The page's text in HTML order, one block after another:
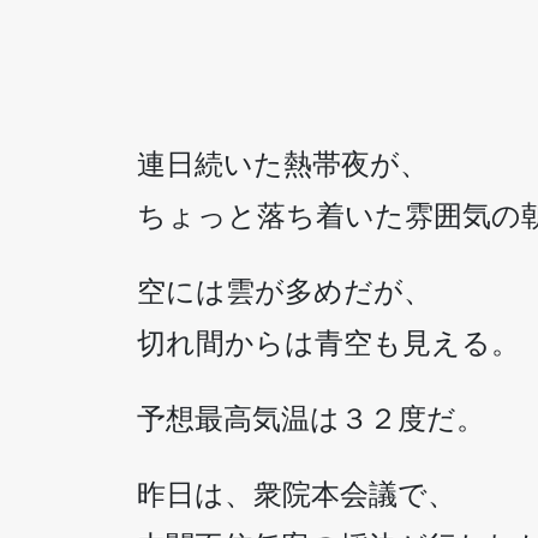
連日続いた熱帯夜が、
ちょっと落ち着いた雰囲気の
空には雲が多めだが、
切れ間からは青空も見える。
予想最高気温は３２度だ。
昨日は、衆院本会議で、